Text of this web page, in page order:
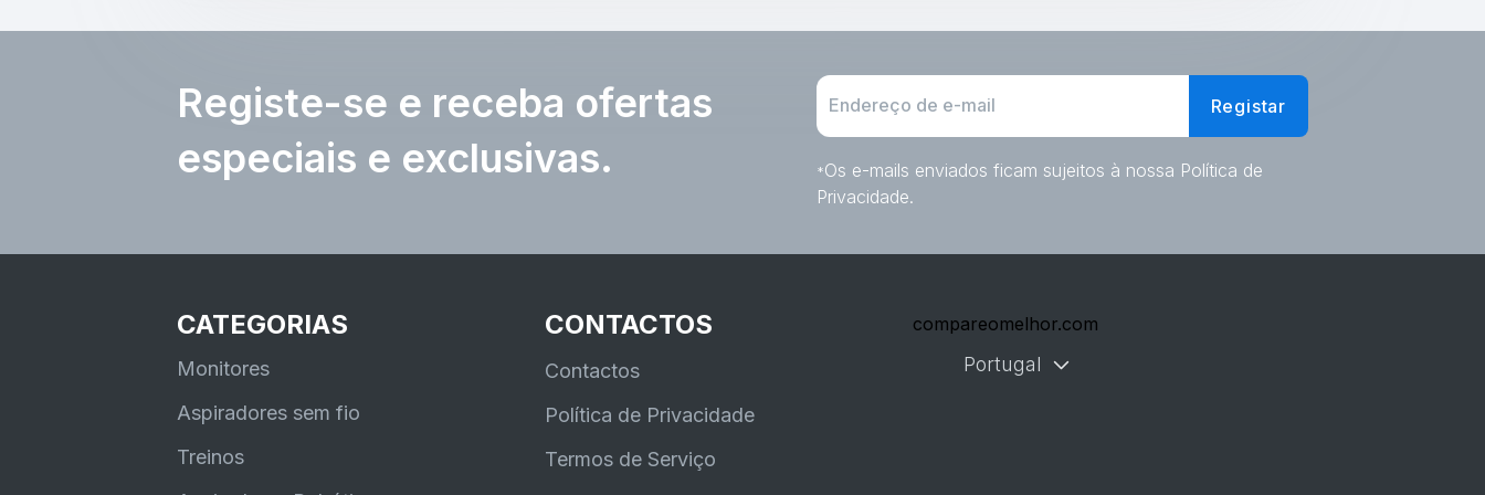
Registe-se e receba ofertas
especiais e exclusivas.
Registar
*Os e-mails enviados ficam sujeitos à nossa Política de
Privacidade.
CATEGORIAS
Monitores
Aspiradores sem fio
Treinos
CONTACTOS
Contactos
Política de Privacidade
Termos de Serviço
compareomelhor.com
Portugal